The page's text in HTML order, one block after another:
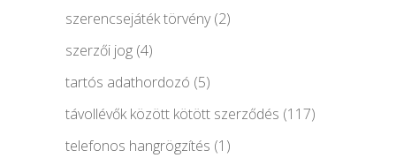
szerencsejáték törvény(2)
szerzői jog (4)
tartós adathordozó (5)
távollévők között kötött szerződés (117)
telefonos hangrögzítés (1)